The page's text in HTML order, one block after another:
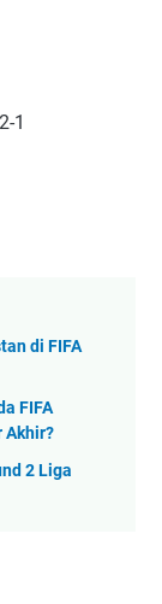
1
di FIFA
FIFA
Akhir?
2 Liga